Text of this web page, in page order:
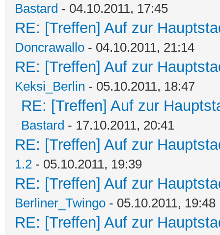
Bastard - 04.10.2011, 17:45
RE: [Treffen] Auf zur
Doncrawallo - 04.10.2011, 21:14
RE: [Treffen] Auf zur
Keksi_Berlin - 05.10.2011, 18:47
RE: [Treffen] Auf zur
Bastard - 17.10.2011, 20:41
RE: [Treffen] Auf zur
1.2 - 05.10.2011, 19:39
RE: [Treffen] Auf zur
Berliner_Twingo - 05.10.2011, 19:48
RE: [Treffen] Auf zur